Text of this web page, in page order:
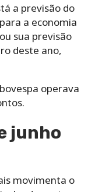
a previsão do
a economia
sua previsão
deste ano,
operava
junho
movimenta o